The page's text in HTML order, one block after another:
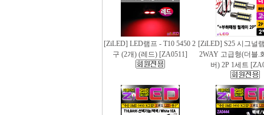
[ZiLED] LED램프 - T10 5450 2
구 (2개) (레드) [ZA0511]
[ZiLED] S25 시그널
2WAY 고급형(더블.
버) 2P 1세트